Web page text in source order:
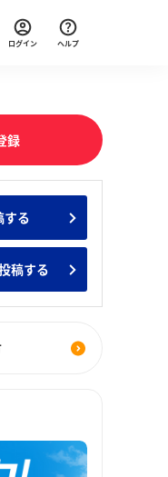
ンターン人気企業ランキ
ント一覧
ログイン ヘルプ
録
する
稿する